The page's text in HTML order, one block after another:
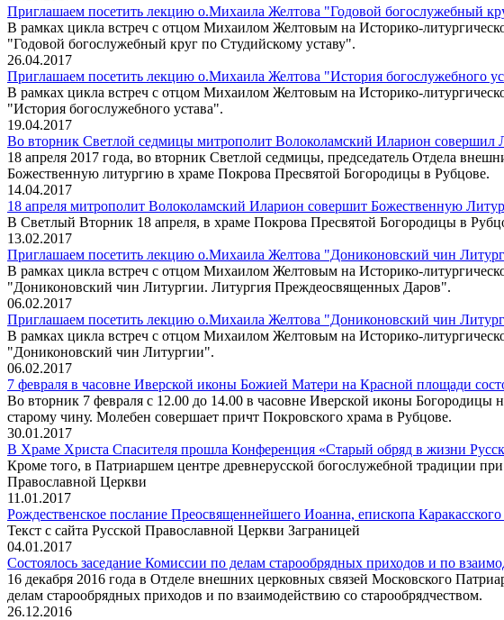
Приглашаем посетить лекцию о.Михаила Желтова "Годовой богослужебный
В рамках цикла встреч с отцом Михаилом Желтовым на Историко-
"Годовой богослужебный круг по Студийскому уставу".
26.04.2017
Приглашаем посетить лекцию о.Михаила Желтова "История богослужебного
В рамках цикла встреч с отцом Михаилом Желтовым на Историко-
"История богослужебного устава".
19.04.2017
Во вторник Светлой седмицы митрополит Волоколамский Иларион
18 апреля 2017 года, во вторник Светлой седмицы, председатель Отдела
Божественную литургию в храме Покрова Пресвятой Богородицы в Рубцове.
14.04.2017
18 апреля митрополит Волоколамский Иларион совершит Божественную
В Светлый Вторник 18 апреля, в храме Покрова Пресвятой Богородицы в
13.02.2017
Приглашаем посетить лекцию о.Михаила Желтова "Дониконовский чин
В рамках цикла встреч с отцом Михаилом Желтовым на Историко-
"Дониконовский чин Литургии. Литургия Преждеосвященных Даров".
06.02.2017
Приглашаем посетить лекцию о.Михаила Желтова "Дониконовский чин
В рамках цикла встреч с отцом Михаилом Желтовым на Историко-
"Дониконовский чин Литургии".
06.02.2017
7 февраля в часовне Иверской иконы Божией Матери на Красной площади
Во вторник 7 февраля с 12.00 до 14.00 в часовне Иверской иконы
старому чину. Молебен совершает причт Покровского храма в Рубцове.
30.01.2017
В Храме Христа Спасителя прошла Конференция «Старый обряд в жизни
Кроме того, в Патриаршем центре древнерусской богослужебной традиции
Православной Церкви
11.01.2017
Рождественское послание Преосвященнейшего Иоанна, епископа
Текст с сайта Русской Православной Церкви Заграницей
04.01.2017
Состоялось заседание Комиссии по делам старообрядных приходов и по
16 декабря 2016 года в Отделе внешних церковных связей Московского
делам старообрядных приходов и по взаимодействию со старообрядчеством.
26.12.2016